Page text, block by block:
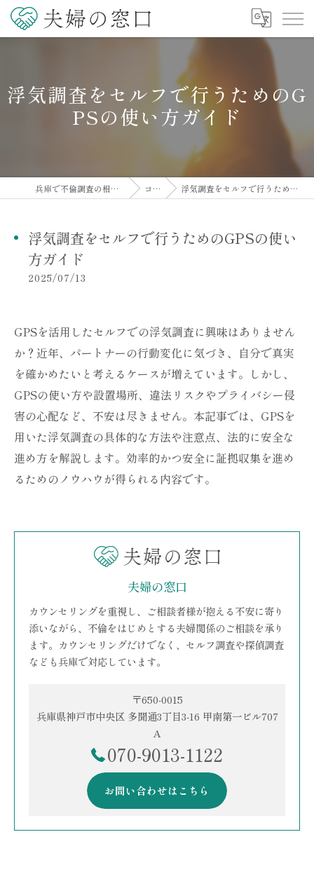
浮気調査をセルフで行うためのG
PSの使い方ガイド
兵庫で不倫調査の相談なら夫婦の窓口 コラム 浮気調査をセルフで行うためのGPSの使い方ガイド
浮気調査をセルフで行うためのGPSの使い
方ガイド
2025/07/13
GPSを活用したセルフでの浮気調査に興味はありません
か？近年、パートナーの行動変化に気づき、自分で真実
を確かめたいと考えるケースが増えています。しかし、
GPSの使い方や設置場所、違法リスクやプライバシー侵
害の心配など、不安は尽きません。本記事では、GPSを
用いた浮気調査の具体的な方法や注意点、法的に安全な
進め方を解説します。効率的かつ安全に証拠収集を進め
るためのノウハウが得られる内容です。
夫婦の窓口
カウンセリングを重視し、ご相談者様が抱える不安に寄り
添いながら、不倫をはじめとする夫婦関係のご相談を承り
ます。カウンセリングだけでなく、セルフ調査や探偵調査
なども兵庫で対応しています。
〒650-0015
兵庫県神戸市中央区 多聞通3丁目3-16 甲南第一ビル707
A
070-9013-1122
お問い合わせはこちら